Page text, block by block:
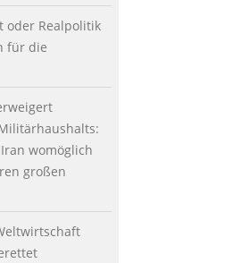
oder Realpolitik
für die
womöglich
großen